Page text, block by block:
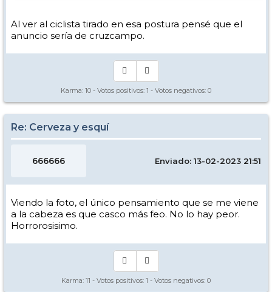
Al ver al ciclista tirado en esa postura pensé que el
anuncio sería de cruzcampo.
Karma: 10 - Votos positivos: 1 - Votos negativos: 0
Re: Cerveza y esquí
666666 Enviado: 13-02-2023 21:51
Viendo la foto, el único pensamiento que se me viene
a la cabeza es que casco más feo. No lo hay peor.
Horrorosisimo.
Karma: 11 - Votos positivos: 1 - Votos negativos: 0